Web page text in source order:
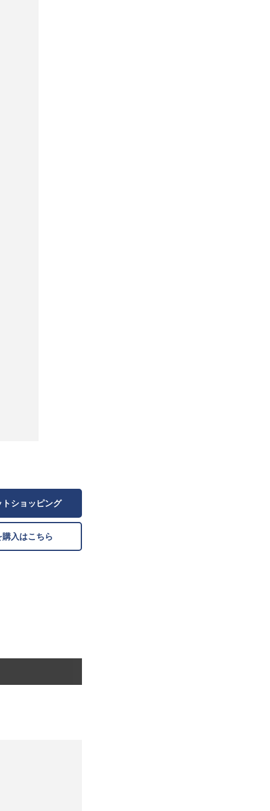
トショッピング
購入はこちら